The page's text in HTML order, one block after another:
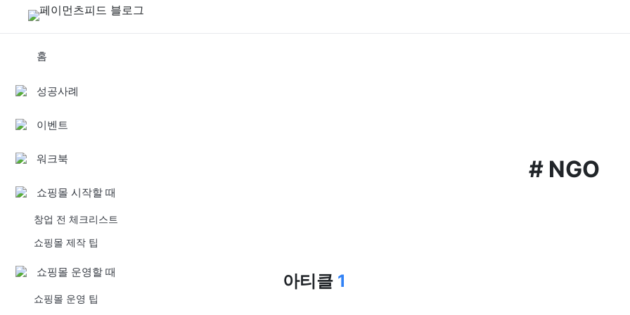
홈
성공사례
이벤트
워크북
쇼핑몰 시작할 때
창업 전 체크리스트
쇼핑몰 제작 팁
쇼핑몰 운영할 때
쇼핑몰 운영 팁
# NGO
아티클 1